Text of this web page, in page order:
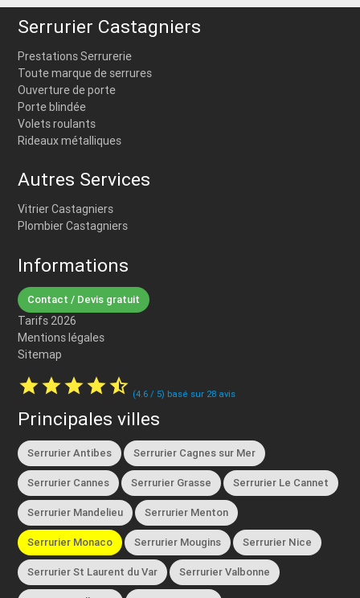
Serrurier Castagniers
Prestations Serrurerie
Toute marque de serrures
Ouverture de porte
Porte blindée
Volets roulants
Rideaux métalliques
Autres Services
Vitrier Castagniers
Plombier Castagniers
Informations
Contact / Devis gratuit
Tarifs 2026
Mentions légales
Sitemap
starstarstarstarstar_half (4.6 / 5) basé sur 28 avis
Principales villes
Serrurier Antibes Serrurier Cagnes sur Mer
Serrurier Cannes Serrurier Grasse Serrurier Le Cannet
Serrurier Mandelieu Serrurier Menton
Serrurier Monaco Serrurier Mougins Serrurier Nice
Serrurier St Laurent du Var Serrurier Valbonne